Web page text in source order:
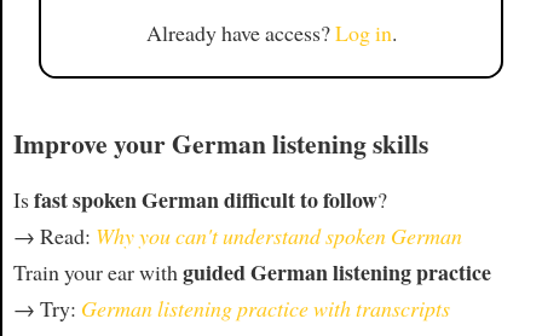
Already have access?Log in.
Improve your German listening skills
Isfast spoken German difficult to follow?
→ Read: Why you can't understand spoken German
Train your ear withguided German listening practice
→ Try: German listening practice with transcripts